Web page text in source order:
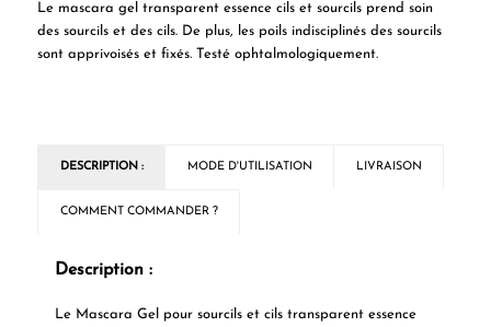
Le mascara gel transparent essence cils et sourcils prend soin
des sourcils et des cils. De plus, les poils indisciplinés des sourcils
sont apprivoisés et fixés. Testé ophtalmologiquement.
DESCRIPTION : MODE D'UTILISATION LIVRAISON
COMMENT COMMANDER ?
Description :
Le Mascara Gel pour sourcils et cils transparent essence